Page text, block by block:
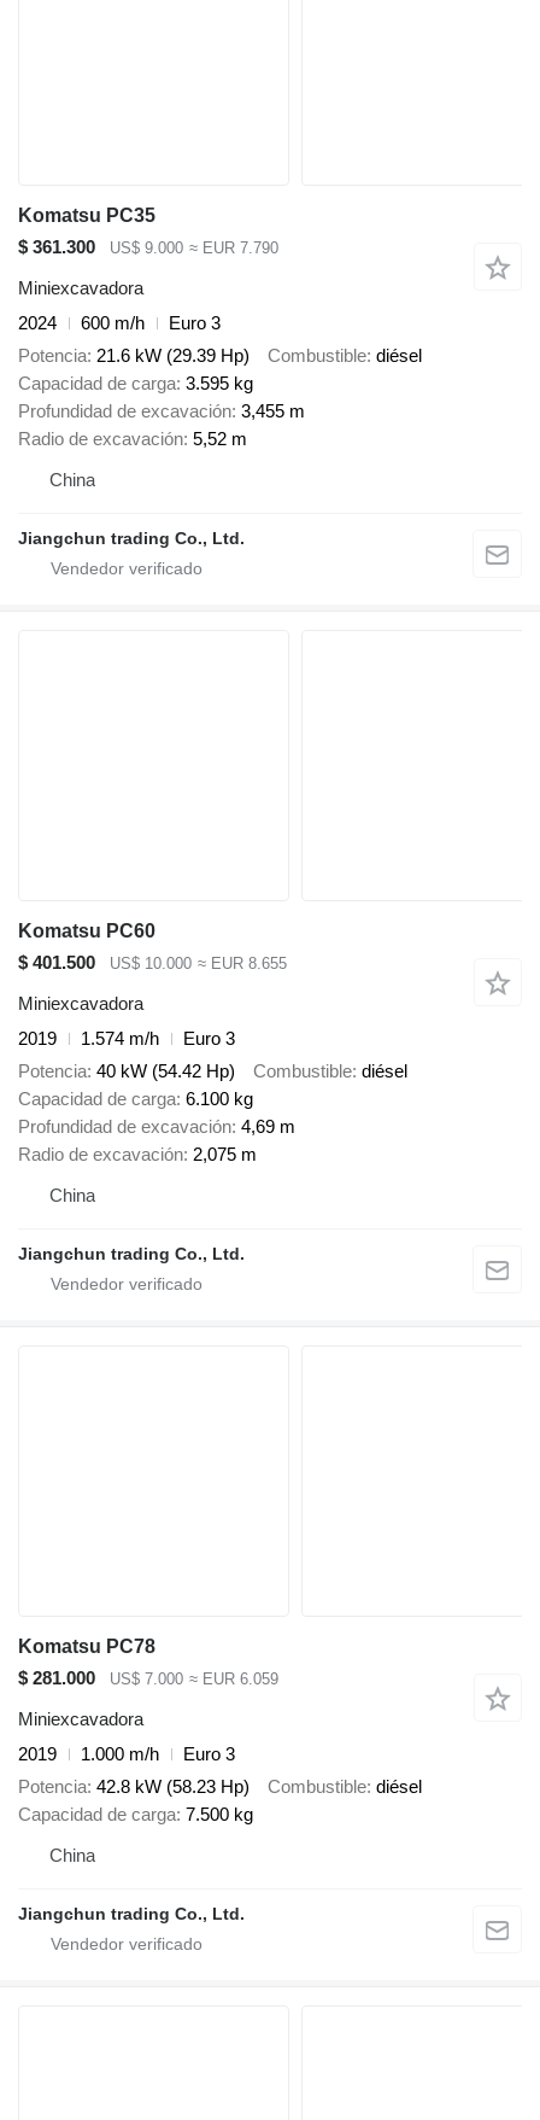
Komatsu PC35
$ 361.300
US$ 9.000 ≈ EUR 7.790
Miniexcavadora
2024
600 m/h
Euro 3
Potencia 21.6 kW (29.39 Hp) Combustible diésel
Capacidad de carga 3.595 kg
Profundidad de excavación 3,455 m
Radio de excavación 5,52 m
China
Jiangchun trading Co., Ltd.
Komatsu PC60
$ 401.500
US$ 10.000 ≈ EUR 8.655
Miniexcavadora
2019
1.574 m/h
Euro 3
Potencia 40 kW (54.42 Hp) Combustible diésel
Capacidad de carga 6.100 kg
Profundidad de excavación 4,69 m
Radio de excavación 2,075 m
China
Jiangchun trading Co., Ltd.
Komatsu PC78
$ 281.000
US$ 7.000 ≈ EUR 6.059
Miniexcavadora
2019
1.000 m/h
Euro 3
Potencia 42.8 kW (58.23 Hp) Combustible diésel
Capacidad de carga 7.500 kg
China
Jiangchun trading Co., Ltd.